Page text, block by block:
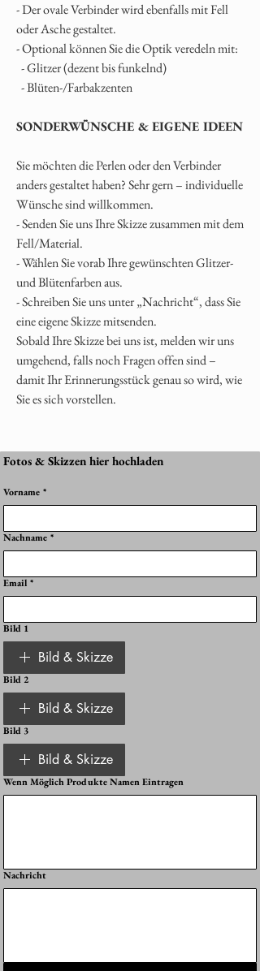
- Der ovale Verbinder wird ebenfalls mit Fell
oder Asche gestaltet.
- Optional können Sie die Optik veredeln mit:
- Glitzer (dezent bis funkelnd)
- Blüten-/Farbakzenten
SONDERWÜNSCHE & EIGENE IDEEN
Sie möchten die Perlen oder den Verbinder
anders gestaltet haben? Sehr gern – individuelle
Wünsche sind willkommen.
- Senden Sie uns Ihre Skizze zusammen mit dem
Fell/Material.
- Wählen Sie vorab Ihre gewünschten Glitzer-
und Blütenfarben aus.
- Schreiben Sie uns unter „Nachricht“, dass Sie
eine eigene Skizze mitsenden.
Sobald Ihre Skizze bei uns ist, melden wir uns
umgehend, falls noch Fragen offen sind –
damit Ihr Erinnerungsstück genau so wird, wie
Sie es sich vorstellen.
Fotos & Skizzen hier hochladen
Vorname *
Nachname *
Email *
Bild 1
Bild & Skizze
Bild 2
Bild & Skizze
Bild 3
Bild & Skizze
Wenn Möglich Produkte Namen Eintragen
Nachricht